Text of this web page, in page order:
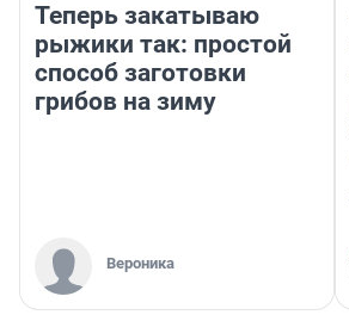
Теперь закатываю
рыжики так: простой
способ заготовки
грибов на зиму
Вероника